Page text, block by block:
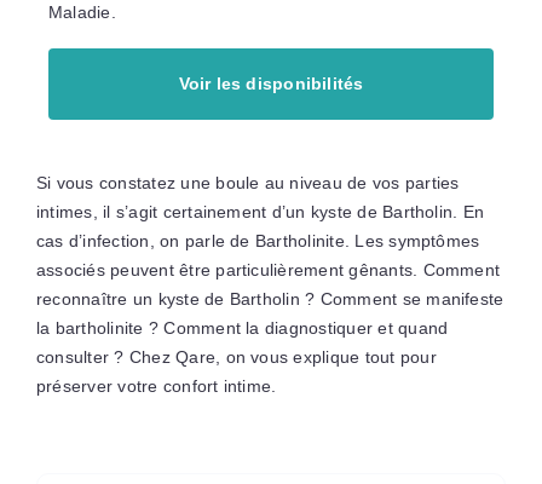
Maladie.
Voir les disponibilités
Si vous constatez une boule au niveau de vos parties
intimes, il s’agit certainement d’un kyste de Bartholin. En
cas d’infection, on parle de Bartholinite. Les symptômes
associés peuvent être particulièrement gênants. Comment
reconnaître un kyste de Bartholin ? Comment se manifeste
la bartholinite ? Comment la diagnostiquer et quand
consulter ? Chez Qare, on vous explique tout pour
préserver votre confort intime.